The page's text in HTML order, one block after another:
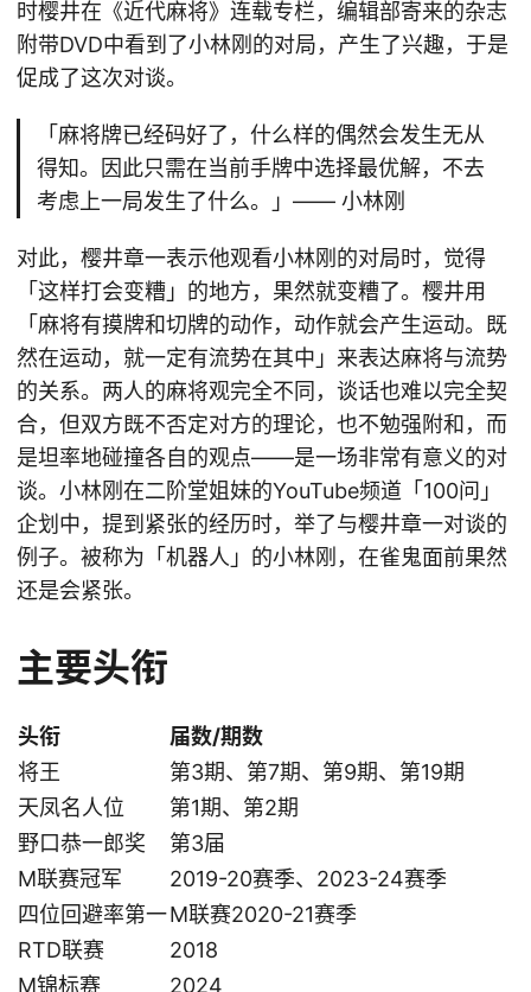
时樱井在《近代麻将》连载专栏，编辑部寄来的杂志
附带DVD中看到了小林刚的对局，产生了兴趣，于是
促成了这次对谈。
「麻将牌已经码好了，什么样的偶然会发生无从
得知。因此只需在当前手牌中选择最优解，不去
考虑上一局发生了什么。」—— 小林刚
对此，樱井章一表示他观看小林刚的对局时，觉得
「这样打会变糟」的地方，果然就变糟了。樱井用
「麻将有摸牌和切牌的动作，动作就会产生运动。既
然在运动，就一定有流势在其中」来表达麻将与流势
的关系。两人的麻将观完全不同，谈话也难以完全契
合，但双方既不否定对方的理论，也不勉强附和，而
是坦率地碰撞各自的观点——是一场非常有意义的对
谈。小林刚在二阶堂姐妹的YouTube频道「100问」
企划中，提到紧张的经历时，举了与樱井章一对谈的
例子。被称为「机器人」的小林刚，在雀鬼面前果然
还是会紧张。
主要头衔
头衔
届数/期数
将王
第3期、第7期、第9期、第19期
天凤名人位
第1期、第2期
野口恭一郎奖
第3届
M联赛冠军
2019-20赛季、2023-24赛季
四位回避率第一M联赛2020-21赛季
RTD联赛
2018
M锦标赛
2024